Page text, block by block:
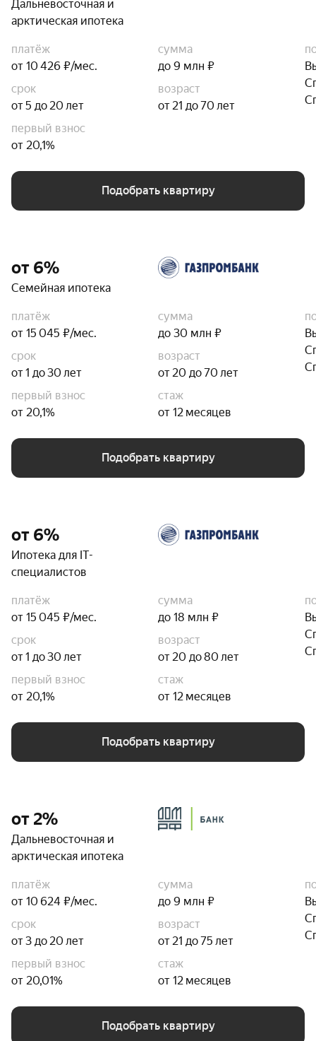
Дальневосточная и
арктическая ипотека
платёж
от 10 426 ₽/мес.
сумма
до 9 млн ₽
срок
от 5 до 20 лет
возраст
от 21 до 70 лет
первый взнос
от 20,1%
Подобрать квартиру
от 6%
Семейная ипотека
платёж
от 15 045 ₽/мес.
сумма
до 30 млн ₽
срок
от 1 до 30 лет
возраст
от 20 до 70 лет
первый взнос
от 20,1%
стаж
от 12 месяцев
Подобрать квартиру
от 6%
Ипотека для IT-
специалистов
платёж
от 15 045 ₽/мес.
сумма
до 18 млн ₽
срок
от 1 до 30 лет
возраст
от 20 до 80 лет
первый взнос
от 20,1%
стаж
от 12 месяцев
Подобрать квартиру
от 2%
Дальневосточная и
арктическая ипотека
платёж
от 10 624 ₽/мес.
сумма
до 9 млн ₽
срок
от 3 до 20 лет
возраст
от 21 до 75 лет
первый взнос
от 20,01%
стаж
от 12 месяцев
Подобрать квартиру